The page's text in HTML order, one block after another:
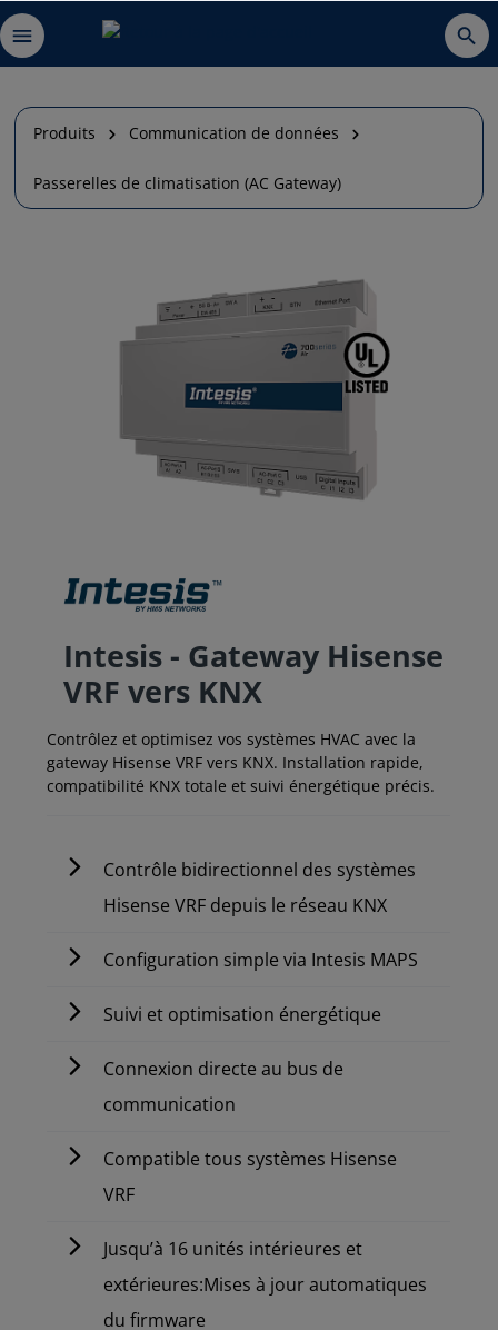
Produits Communication de données
Passerelles de climatisation (AC Gateway)
Intesis - Gateway Hisense
VRF vers KNX
Contrôlez et optimisez vos systèmes HVAC avec la
gateway Hisense VRF vers KNX. Installation rapide,
compatibilité KNX totale et suivi énergétique précis.
Contrôle bidirectionnel des systèmes
Hisense VRF depuis le réseau KNX
Configuration simple via Intesis MAPS
Suivi et optimisation énergétique
Connexion directe au bus de
communication
Compatible tous systèmes Hisense
VRF
Jusqu’à 16 unités intérieures et
extérieures:Mises à jour automatiques
du firmware